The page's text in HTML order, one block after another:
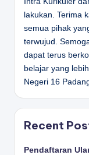
lakukan. Terima
semua pihak
terwujud.
dapat terus
belajar yang
Negeri 16
Recent
Pendaftaran